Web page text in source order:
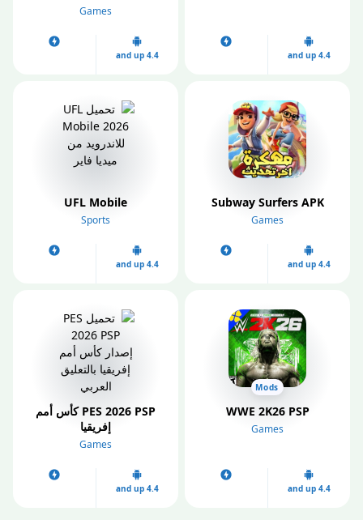
4.4 and up
Games
4.4 and up
Subway Surfers APK
Games
4.4 and up
UFL Mobile
Sports
4.4 and up
Mods
WWE 2K26 PSP
Games
4.4 and up
PES 2026 PSP كأس أمم
إفريقيا
Games
4.4 and up